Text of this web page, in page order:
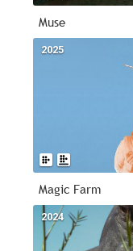
Muse
2025
Magic Farm
2024